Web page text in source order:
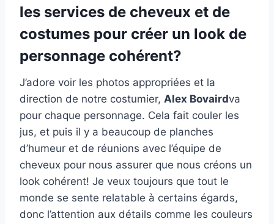
les services de cheveux et de
costumes pour créer un look de
personnage cohérent?
J’adore voir les photos appropriées et la
direction de notre costumier, Alex Bovairdva
pour chaque personnage. Cela fait couler les
jus, et puis il y a beaucoup de planches
d’humeur et de réunions avec l’équipe de
cheveux pour nous assurer que nous créons un
look cohérent! Je veux toujours que tout le
monde se sente relatable à certains égards,
donc l’attention aux détails comme les couleurs